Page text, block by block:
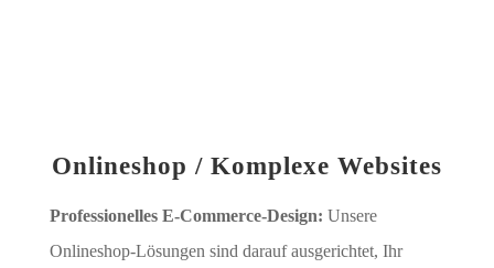
Onlineshop / Komplexe Websites
Professionelles E-Commerce-Design: Unsere
Onlineshop-Lösungen sind darauf ausgerichtet, Ihr